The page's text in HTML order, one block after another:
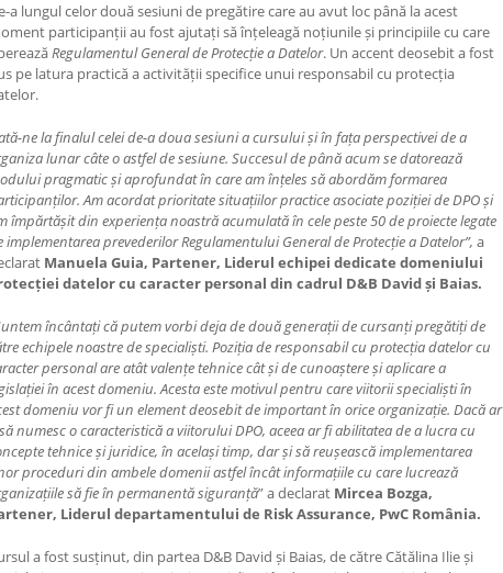
a lungul celor două sesiuni de pregătire care au avut loc până la acest
participanții au fost ajutați să înțeleagă noțiunile și principiile cu care
Regulamentul General de Protecție a Datelor. Un accent deosebit a fost
pe latura practică a activității specifice unui responsabil cu protecția
ne la finalul celei de-a doua sesiuni a cursului și în fața perspectivei de a
lunar câte o astfel de sesiune. Succesul de până acum se datorează
pragmatic și aprofundat în care am înțeles să abordăm formarea
Am acordat prioritate situațiilor practice asociate poziției de DPO și
împărtășit din experiența noastră acumulată în cele peste 50 de proiecte legate
implementarea prevederilor Regulamentului General de Protecție a Datelor”, a
Manuela Guia, Partener, Liderul echipei dedicate domeniului
datelor cu caracter personal din cadrul D&B David și Baias.
încântați că putem vorbi deja de două generații de cursanți pregătiți de
echipele noastre de specialiști. Poziția de responsabil cu protecția datelor cu
personal are atât valențe tehnice cât și de cunoaștere și aplicare a
în acest domeniu. Acesta este motivul pentru care viitorii specialiști în
domeniu vor fi un element deosebit de important în orice organizație. Dacă ar
numesc o caracteristică a viitorului DPO, aceea ar fi abilitatea de a lucra cu
tehnice și juridice, în același timp, dar și să reușească implementarea
proceduri din ambele domenii astfel încât informațiile cu care lucrează
să fie în permanentă siguranță” a declarat Mircea Bozga,
Liderul departamentului de Risk Assurance, PwC România.
a fost susținut, din partea D&B David și Baias, de către Cătălina Ilie și